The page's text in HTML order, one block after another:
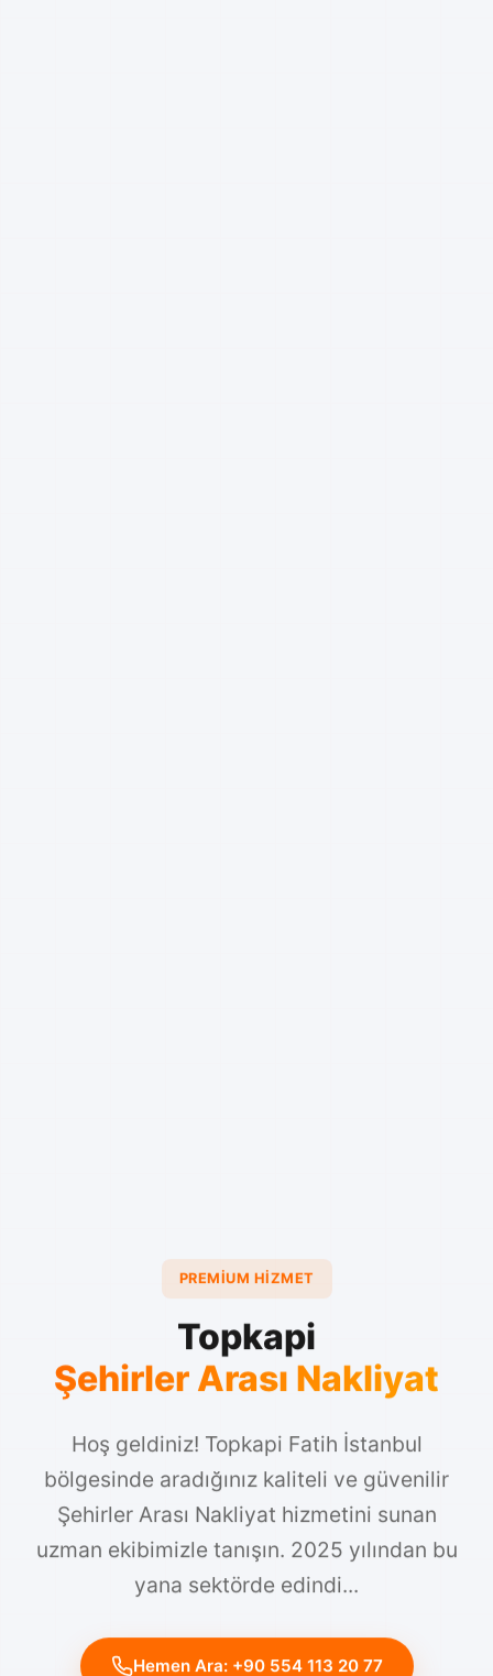
PREMIUM HIZMET
Topkapi
Şehirler Arası Nakliyat
Hoş geldiniz! Topkapi Fatih İstanbul
bölgesinde aradığınız kaliteli ve güvenilir
Şehirler Arası Nakliyat hizmetini sunan
uzman ekibimizle tanışın. 2025 yılından bu
yana sektörde edindi...